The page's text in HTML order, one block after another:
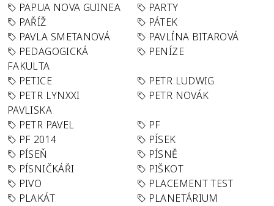
PAPUA NOVA GUINEA
PARTY
PAŘÍŽ
PÁTEK
PAVLA SMETANOVÁ
PAVLÍNA BITAROVÁ
PEDAGOGICKÁ
FAKULTA
PENÍZE
PETICE
PETR LUDWIG
PETR LYNXXI
PAVLISKA
PETR NOVÁK
PETR PAVEL
PF
PF 2014
PÍSEK
PÍSEŇ
PÍSNĚ
PÍSNIČKÁŘI
PIŠKOT
PIVO
PLACEMENT TEST
PLAKÁT
PLANETÁRIUM